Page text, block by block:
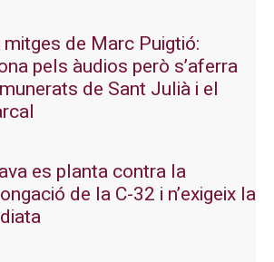
mitges de Marc Puigtió:
pels àudios però s’aferra
de Sant Julià i el
es planta contra la
de la C-32 i n’exigeix la